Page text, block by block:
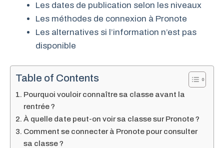
Les dates de publication selon les niveaux
Les méthodes de connexion à Pronote
Les alternatives si l’information n’est pas
disponible
Table of Contents
Pourquoi vouloir connaître sa classe avant la
rentrée ?
À quelle date peut-on voir sa classe sur Pronote ?
Comment se connecter à Pronote pour consulter
sa classe ?